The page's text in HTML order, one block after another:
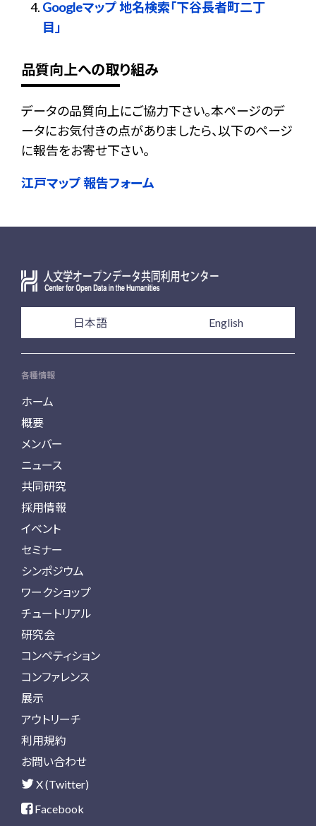
Googleマップ 地名検索「下谷長者町二丁
目」
品質向上への取り組み
データの品質向上にご協力下さい。本ページのデ
ータにお気付きの点がありましたら、以下のページ
に報告をお寄せ下さい。
江戸マップ 報告フォーム
日本語 English
各種情報
ホーム
概要
メンバー
ニュース
共同研究
採用情報
イベント
セミナー
シンポジウム
ワークショップ
チュートリアル
研究会
コンペティション
コンファレンス
展示
アウトリーチ
利用規約
お問い合わせ
X (Twitter)
Facebook